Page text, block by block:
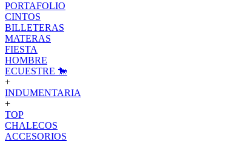
PORTAFOLIO
CINTOS
BILLETERAS
MATERAS
FIESTA
HOMBRE
ECUESTRE 🐎
+
INDUMENTARIA
+
TOP
CHALECOS
ACCESORIOS